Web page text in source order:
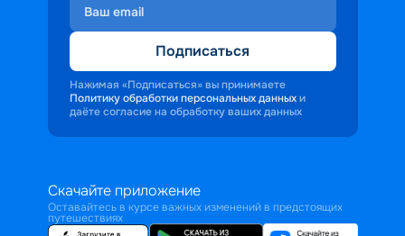
Подписаться
Нажимая «Подписаться» вы принимаете
Политику обработки персональных данных и
даёте согласие на обработку ваших данных
Скачайте приложение
Оставайтесь в курсе важных изменений в предстоящих
путешествиях